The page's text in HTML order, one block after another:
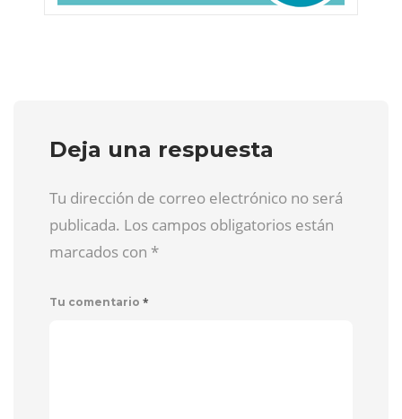
Deja una respuesta
Tu dirección de correo electrónico no será
publicada. Los campos obligatorios están
marcados con *
Tu comentario *